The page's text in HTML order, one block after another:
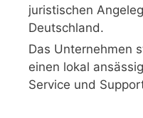
juristischen
Deutschland.
Das Unternehmen
einen lokal
Service und